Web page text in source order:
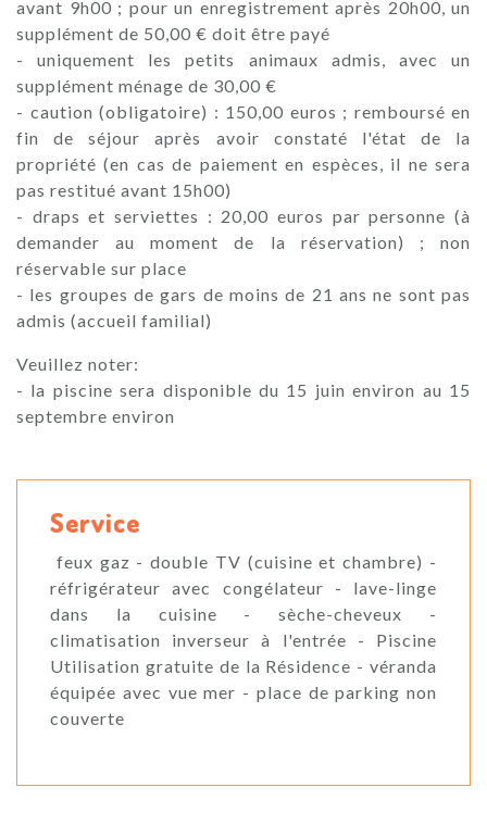
avant 9h00 ; pour un enregistrement après 20h00, un
supplément de 50,00 € doit être payé
- uniquement les petits animaux admis, avec un
supplément ménage de 30,00 €
- caution (obligatoire) : 150,00 euros ; remboursé en
fin de séjour après avoir constaté l'état de la
propriété (en cas de paiement en espèces, il ne sera
pas restitué avant 15h00)
- draps et serviettes : 20,00 euros par personne (à
demander au moment de la réservation) ; non
réservable sur place
- les groupes de gars de moins de 21 ans ne sont pas
admis (accueil familial)
Veuillez noter:
- la piscine sera disponible du 15 juin environ au 15
septembre environ
Service
feux gaz - double TV (cuisine et chambre) -
réfrigérateur avec congélateur - lave-linge
dans la cuisine - sèche-cheveux -
climatisation inverseur à l'entrée - Piscine
Utilisation gratuite de la Résidence - véranda
équipée avec vue mer - place de parking non
couverte